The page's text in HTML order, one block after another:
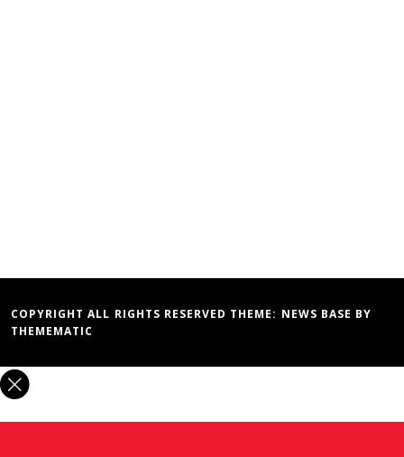
COPYRIGHT ALL RIGHTS RESERVED THEME: NEWS BASE BY
THEMEMATIC